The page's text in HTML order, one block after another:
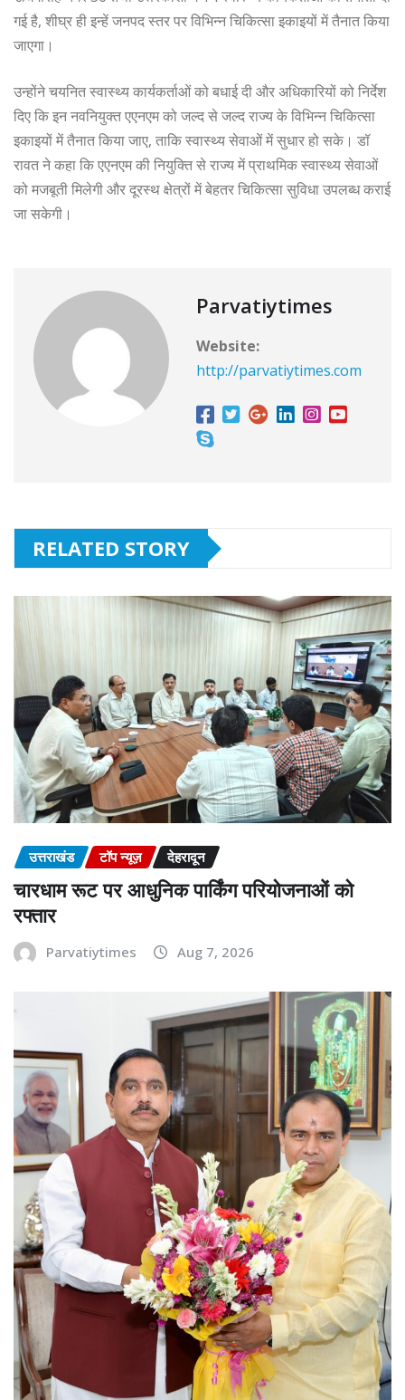
गई है, शीघ्र ही इन्हें जनपद स्तर पर विभिन्न चिकित्सा इकाइयों में तैनात किया
जाएगा।
उन्होंने चयनित स्वास्थ्य कार्यकर्ताओं को बधाई दी और अधिकारियों को निर्देश
दिए कि इन नवनियुक्त एएनएम को जल्द से जल्द राज्य के विभिन्न चिकित्सा
इकाइयों में तैनात किया जाए, ताकि स्वास्थ्य सेवाओं में सुधार हो सके। डॉ
रावत ने कहा कि एएनएम की नियुक्ति से राज्य में प्राथमिक स्वास्थ्य सेवाओं
को मजबूती मिलेगी और दूरस्थ क्षेत्रों में बेहतर चिकित्सा सुविधा उपलब्ध कराई
जा सकेगी।
Parvatiytimes
Website:
http://parvatiytimes.com
RELATED STORY
उत्तराखंड टॉप न्यूज़ देहरादून
चारधाम रूट पर आधुनिक पार्किंग परियोजनाओं को
रफ्तार
Parvatiytimes Aug 7, 2026